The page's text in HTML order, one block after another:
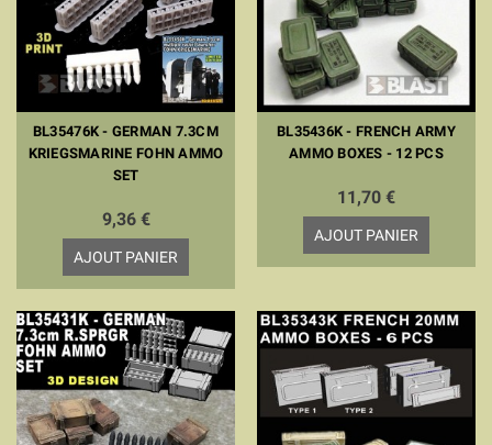
BL35476K - GERMAN 7.3CM
KRIEGSMARINE FOHN AMMO
SET
9,36 €
AJOUT PANIER
BL35436K - FRENCH ARMY
AMMO BOXES - 12 PCS
11,70 €
AJOUT PANIER